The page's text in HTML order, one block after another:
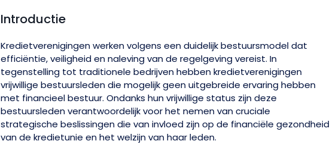
Introductie
Kredietverenigingen werken volgens een duidelijk bestuursmodel dat
efficiëntie, veiligheid en naleving van de regelgeving vereist. In
tegenstelling tot traditionele bedrijven hebben kredietverenigingen
vrijwillige bestuursleden die mogelijk geen uitgebreide ervaring hebben
met financieel bestuur. Ondanks hun vrijwillige status zijn deze
bestuursleden verantwoordelijk voor het nemen van cruciale
strategische beslissingen die van invloed zijn op de financiële gezondheid
van de kredietunie en het welzijn van haar leden.